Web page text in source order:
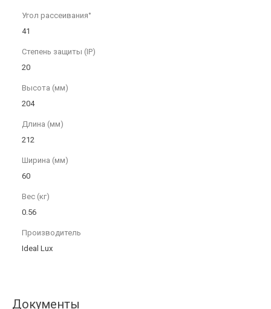
Угол рассеивания°
41
Степень защиты (IP)
20
Высота (мм)
204
Длина (мм)
212
Ширина (мм)
60
Вес (кг)
0.56
Производитель
Ideal Lux
Документы